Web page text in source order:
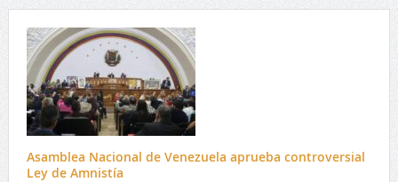
Asamblea Nacional de Venezuela aprueba controversial
Ley de Amnistía